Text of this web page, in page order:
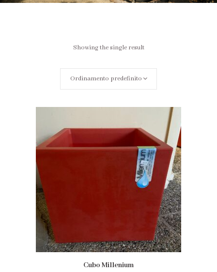
Showing the single result
Ordinamento predefinito
Cubo Millenium